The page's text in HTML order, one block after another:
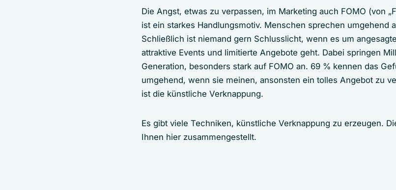
Die Angst, etwas zu verpassen, im Marketing auch FOMO (von
ist ein starkes Handlungsmotiv. Menschen sprechen umgehend
Schließlich ist niemand gern Schlusslicht, wenn es um
attraktive Events und limitierte Angebote geht. Dabei springen
Generation, besonders stark auf FOMO an. 69 % kennen das
umgehend, wenn sie meinen, ansonsten ein tolles Angebot zu
ist die künstliche Verknappung.
Es gibt viele Techniken, künstliche Verknappung zu erzeugen.
Ihnen hier zusammengestellt.